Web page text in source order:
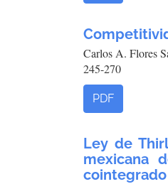
Carlos A. Flores
245-270
PDF
Ley de
mexicana
cointegrado